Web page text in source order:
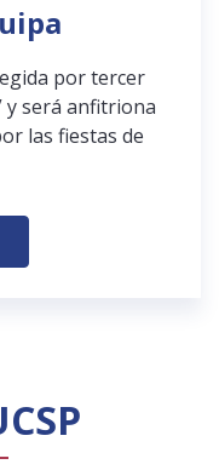
por tercer
y será anfitriona
las fiestas de